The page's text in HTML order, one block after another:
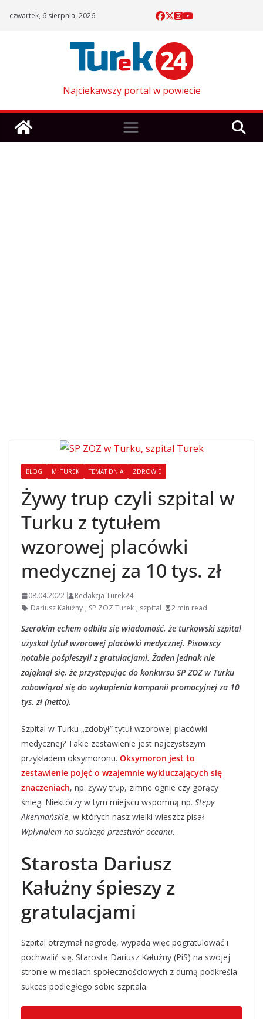
czwartek, 6 sierpnia, 2026
Najciekawszy portal w powiecie
BLOG M. TUREK TEMAT DNIA ZDROWIE
Żywy trup czyli szpital w
Turku z tytułem
wzorowej placówki
medycznej za 10 tys. zł
08.04.2022
Redakcja Turek24
Dariusz Kałużny , SP ZOZ Turek , szpital 2 min read
Szerokim echem odbiła się wiadomość, że turkowski szpital
uzyskał tytuł wzorowej placówki medycznej. Pisowscy
notable pośpieszyli z gratulacjami. Żaden jednak nie
zająknął się, że przystępując do konkursu SP ZOZ w Turku
zobowiązał się do wykupienia kampanii promocyjnej za 10
tys. zł (netto).
Szpital w Turku „zdobył” tytuł wzorowej placówki
medycznej? Takie zestawienie jest najczystszym
przykładem oksymoronu. Oksymoron jest to
zestawienie pojęć o wzajemnie wykluczających się
znaczeniach, np. żywy trup, zimne ognie czy gorący
śnieg. Niektórzy w tym miejscu wspomną np. Stepy
Akermańskie, w których nasz wielki wieszcz pisał
Wpłynąłem na suchego przestwór oceanu…
Starosta Dariusz
Kałużny śpieszy z
gratulacjami
Szpital otrzymał nagrodę, wypada więc pogratulować i
pochwalić się. Starosta Dariusz Kałużny (PiS) na swojej
stronie w mediach społecznościowych z dumą podkreśla
sukces podległego sobie szpitala.